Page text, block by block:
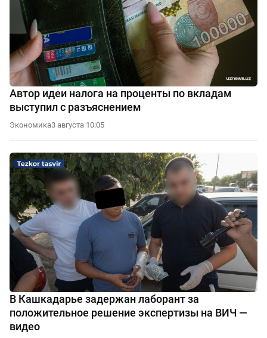
Автор идеи налога на проценты по вкладам
выступил с разъяснением
Экономика3 августа 10:05
В Кашкадарье задержан лаборант за
положительное решение экспертизы на ВИЧ —
видео